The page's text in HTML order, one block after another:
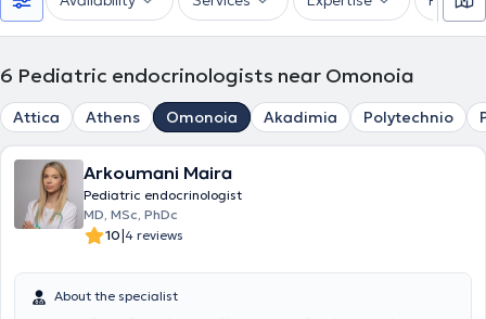
6 Pediatric endocrinologists near Omonoia
Attica Athens Omonoia Akadimia Polytechnio
Arkoumani Maira
Pediatric endocrinologist
MD, MSc, PhDc
10|4 reviews
About the specialist